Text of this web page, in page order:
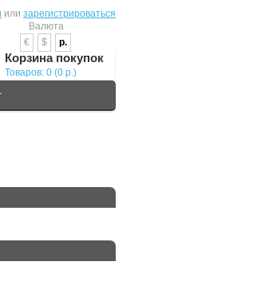
Валюта
€
$ р.
Корзина покупок
Товаров: 0 (0 р.)
или зарегистрироваться